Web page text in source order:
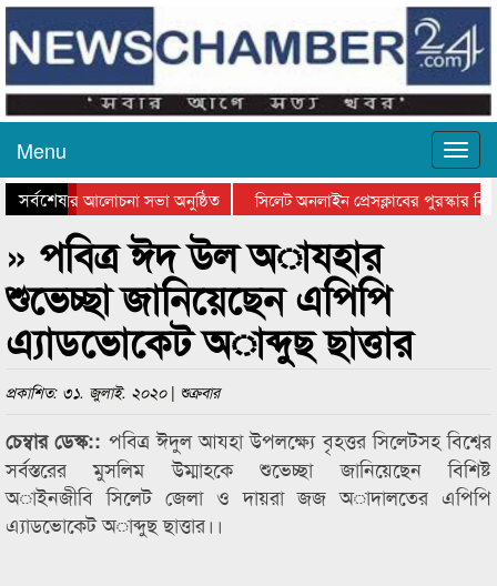
Menu
সর্বশেষ
দিবসের আলোচনা সভা অনুষ্ঠিত
সিলেট অনলাইন প্রেসক্লাবের পুরস্কার
আলোচনা সভা ও সম্মাননা প্রদান
» পবিত্র ঈদ উল অাযহার
শুভেচ্ছা জানিয়েছেন এপিপি
এ্যাডভোকেট অাব্দুছ ছাত্তার
প্রকাশিত: ৩১. জুলাই. ২০২০ | শুক্রবার
চেম্বার ডেস্ক:: পবিত্র ঈদুল আযহা উপলক্ষ্যে বৃহত্তর সিলেটসহ বিশ্বের
সর্বস্তরের মুসলিম উম্মাহকে শুভেচ্ছা জানিয়েছেন বিশিষ্ট
অাইনজীবি সিলেট জেলা ও দায়রা জজ অাদালতের এপিপি
এ্যাডভোকেট অাব্দুছ ছাত্তার।।